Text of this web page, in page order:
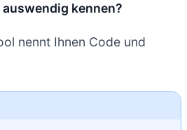
kennen?
nennt Ihnen Code und